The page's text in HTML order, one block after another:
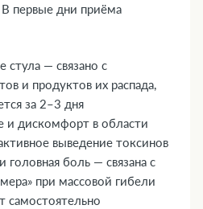
В первые дни приёма
стула — связано с
и продуктов их распада,
за 2–3 дня
и дискомфорт в области
выведение токсинов
головная боль — связана с
при массовой гибели
самостоятельно